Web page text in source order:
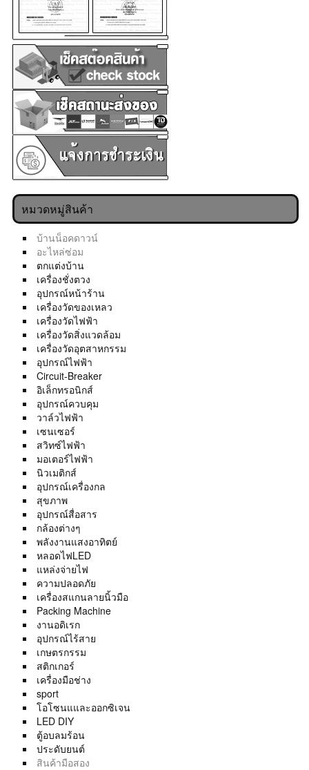
หมวดหมู่สินค้า
บ้านน็อคดาวน์
อะไหล่ซ่อม
ตกแต่งบ้าน
เครื่องชั่งตวง
อุปกรณ์หน้าร้าน
เครื่องวัดของเหลว
เครื่องวัดไฟฟ้า
เครื่องวัดสิ่งแวดล้อม
เครื่องวัดอุตสาหกรรม
อุปกรณ์ไฟฟ้า
Circuit-Breaker
อิเล็กทรอนิกส์
อุปกรณ์ควบคุม
วาล์วไฟฟ้า
เซนเซอร์
สวิทซ์ไฟฟ้า
มอเตอร์ไฟฟ้า
นิวเมติกส์
อุปกรณ์เครื่องกล
สุขภาพ
อุปกรณ์สื่อสาร
กล้องต่างๆ
พลังงานแสงอาทิตย์
หลอดไฟLED
แหล่งจ่ายไฟ
ความปลอดภัย
เครื่องสแกนลายนิ้วมือ
Packing Machine
งานอดิเรก
อุปกรณ์ไร้สาย
เกษตรกรรม
สติกเกอร์
เครื่องมือช่าง
sport
โอโซนแและออกซิเจน
LED DIY
ตู้อบลมร้อน
ประดับยนต์
สินค้ามือสอง